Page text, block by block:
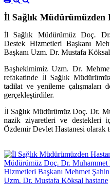
İl Sağlık Müdürümüzden
İl Sağlık Müdürümüz Doç.
Destek Hizmetleri Başkanı
Başkanı Uzm. Dr. Mustafa
Başhekimimiz Uzm. Dr.
refakatinde İl Sağlık
tadilat ve yenileme çalışmaları
gerçekleştirdiler.
İl Sağlık Müdürümüz Doç. Dr.
nazik ziyaretleri ve destekleri
Özdemir Devlet Hastanesi olarak